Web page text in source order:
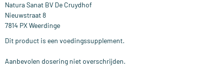
Natura Sanat BV De Cruydhof
Nieuwstraat 8
7814 PX Weerdinge
Dit product is een voedingssupplement.
Aanbevolen dosering niet overschrijden.